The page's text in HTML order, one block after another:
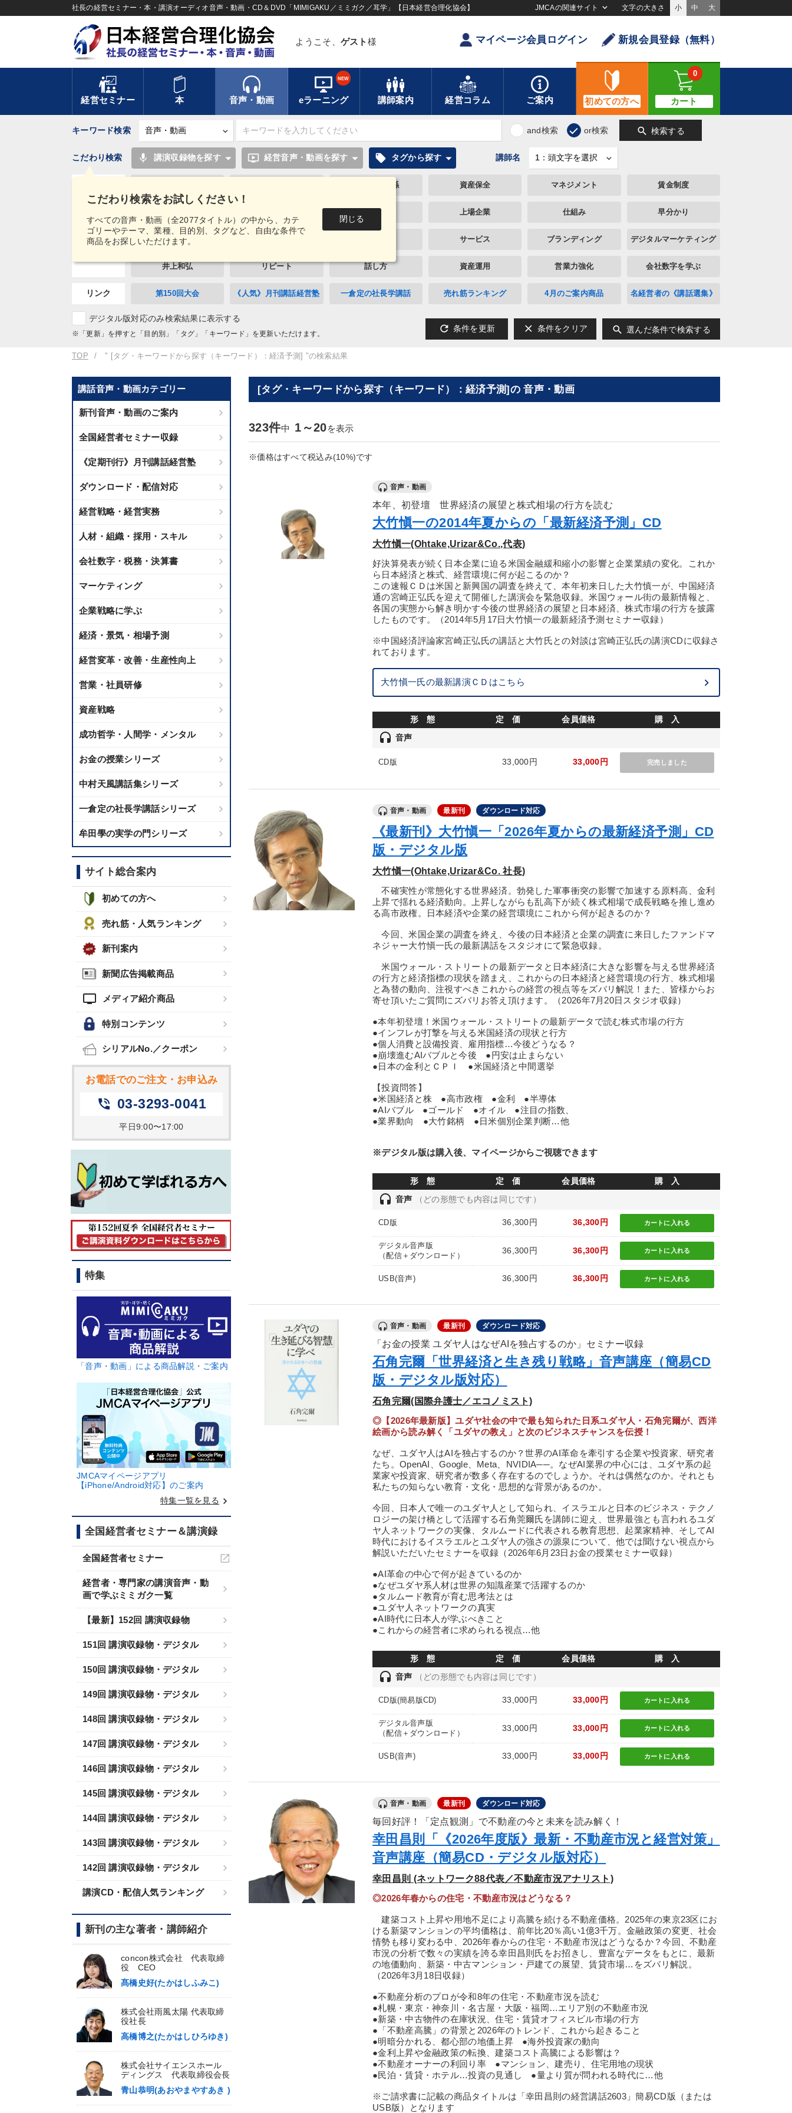
社長の経営セミナー・本・講演オーディオ音声・動画・CD＆DVD「MIMIGAKU／ミミガク／耳学」【日本経営合理化協会】 JMCAの関連サイト 文字の大きさ 小 中 大
ようこそ、 ゲスト 様 マイページ会員ログイン 新規会員登録（無料）
経営セミナー 本 音声・動画 eラーニング
NEW
講師案内 経営コラム ご案内 初めての方へ カート
0
キーワード検索 and検索 or検索 search 検索する
こだわり検索をお試しください！
すべての音声・動画（全2077タイトル）の中から、カテ
ゴリーやテーマ、業種、目的別、タグなど、自由な条件で
商品をお探しいただけます。
閉じる
こだわり検索 mic 講演収録物を探す ondemand_video 経営音声・動画を探す local_offer タグから探す 講師名
タグ・
キーワード
スポーツ関係 資産保全 マネジメント 賃金制度
商品開発 上場企業 仕組み 早分かり
新技術 サービス ブランディング デジタルマーケティング
井上和弘 リピート 話し方 資産運用 営業力強化 会社数字を学ぶ
リンク 第150回大会 《人気》月刊講話経営塾 一倉定の社長学講話 売れ筋ランキング 4月のご案内商品 名経営者の《講話選集》
デジタル版対応のみ検索結果に表示する
※「更新」を押すと「目的別」「タグ」「キーワード」を更新いただけます。 refresh 条件を更新 clear 条件をクリア search 選んだ条件で検索する
TOP " [タグ・キーワードから探す（キーワード）：経済予測] "の検索結果
講話音声・動画カテゴリー
新刊音声・動画のご案内
全国経営者セミナー収録
《定期刊行》月刊講話経営塾
ダウンロード・配信対応
経営戦略・経営実務
人材・組織・採用・スキル
会社数字・税務・決算書
マーケティング
企業戦略に学ぶ
経済・景気・相場予測
経営変革・改善・生産性向上
営業・社員研修
資産戦略
成功哲学・人間学・メンタル
お金の授業シリーズ
中村天風講話集シリーズ
一倉定の社長学講話シリーズ
牟田學の実学の門シリーズ
サイト総合案内
初めての方へ
売れ筋・人気ランキング
新刊案内
新聞広告掲載商品
tv メディア紹介商品
特別コンテンツ
シリアルNo.／クーポン
お電話でのご注文・お申込み
phone_in_talk 03-3293-0041
平日9:00〜17:00
特集
「音声・動画」による商品解説・ご案内
JMCAマイページアプリ
【iPhone/Android対応】のご案内
特集一覧を見る keyboard_arrow_right
全国経営者セミナー＆講演録
全国経営者セミナー
経営者・専門家の講演音声・動
画で学ぶミミガク一覧
【最新】152回 講演収録物
151回 講演収録物・デジタル
150回 講演収録物・デジタル
149回 講演収録物・デジタル
148回 講演収録物・デジタル
147回 講演収録物・デジタル
146回 講演収録物・デジタル
145回 講演収録物・デジタル
144回 講演収録物・デジタル
143回 講演収録物・デジタル
142回 講演収録物・デジタル
講演CD・配信人気ランキング
新刊の主な著者・講師紹介
concon株式会社 代表取締
役 CEO
髙橋史好(たかはしふみこ)
株式会社雨風太陽 代表取締
役社長
高橋博之(たかはしひろゆき)
株式会社サイエンスホール
ディングス 代表取締役会長
青山恭明(あおやまやすあき )
[タグ・キーワードから探す（キーワード）：経済予測]の 音声・動画
323件中 1～20を表示
※価格はすべて税込み(10%)です
音声・動画
本年、初登壇 世界経済の展望と株式相場の行方を読む
大竹愼一の2014年夏からの「最新経済予測」CD
大竹愼一(Ohtake,Urizar&Co.,代表)
好決算発表が続く日本企業に迫る米国金融緩和縮小の影響と企業業績の変化。これか
ら日本経済と株式、経営環境に何が起こるのか？
この速報ＣＤは米国と新興国の調査を終えて、本年初来日した大竹慎一が、中国経済
通の宮崎正弘氏を迎えて開催した講演会を緊急収録。米国ウォール街の最新情報と、
各国の実態から解き明かす今後の世界経済の展望と日本経済、株式市場の行方を披露
したものです。（2014年5月17日大竹愼一の最新経済予測セミナー収録）
※中国経済評論家宮崎正弘氏の講話と大竹氏との対談は宮崎正弘氏の講演CDに収録さ
れております。
大竹愼一氏の最新講演ＣＤはこちら
形 態 定 価 会員価格 購 入
headset 音声
CD版 33,000円 33,000円 完売しました
音声・動画 最新刊 ダウンロード対応
《最新刊》大竹愼一「2026年夏からの最新経済予測」CD
版・デジタル版
大竹愼一(Ohtake,Urizar&Co. 社長)
不確実性が常態化する世界経済。勃発した軍事衝突の影響で加速する原料高、金利
上昇で揺れる経済動向。上昇しながらも乱高下が続く株式相場で成長戦略を推し進め
る高市政権。日本経済や企業の経営環境にこれから何が起きるのか？
今回、米国企業の調査を終え、今後の日本経済と企業の調査に来日したファンドマ
ネジャー大竹愼一氏の最新講話をスタジオにて緊急収録。
米国ウォール・ストリートの最新データと日本経済に大きな影響を与える世界経済
の行方と経済指標の現状を踏まえ、これからの日本経済と経営環境の行方、株式相場
と為替の動向、注視すべきこれからの経営の視点等をズバリ解説！また、皆様からお
寄せ頂いたご質問にズバリお答え頂けます。（2026年7月20日スタジオ収録）
●本年初登壇！米国ウォール・ストリートの最新データで読む株式市場の行方
●インフレが打撃を与える米国経済の現状と行方
●個人消費と設備投資、雇用指標…今後どうなる？
●崩壊進むAIバブルと今後 ●円安は止まらない
●日本の金利とＣＰＩ ●米国経済と中間選挙
【投資問答】
●米国経済と株 ●高市政権 ●金利 ●半導体
●AIバブル ●ゴールド ●オイル ●注目の指数、
●業界動向 ●大竹銘柄 ●日米個別企業判断…他
※デジタル版は購入後、マイページからご視聴できます
形 態 定 価 会員価格 購 入
headset 音声 （どの形態でも内容は同じです）
CD版 36,300円 36,300円 カートに 入れる
デジタル音声版
（配信＋ダウンロード）
36,300円 36,300円 カートに 入れる
USB(音声) 36,300円 36,300円 カートに 入れる
音声・動画 最新刊 ダウンロード対応
「お金の授業 ユダヤ人はなぜAIを独占するのか」セミナー収録
石角完爾「世界経済と生き残り戦略」音声講座（簡易CD
版・デジタル版対応）
石角完爾(国際弁護士／エコノミスト)
◎【2026年最新版】ユダヤ社会の中で最も知られた日系ユダヤ人・石角完爾が、西洋
絵画から読み解く「ユダヤの教え」と次のビジネスチャンスを伝授！
なぜ、ユダヤ人はAIを独占するのか？世界のAI革命を牽引する企業や投資家、研究者
たち。OpenAI、Google、Meta、NVIDIA──。なぜAI業界の中心には、ユダヤ系の起
業家や投資家、研究者が数多く存在するのでしょうか。それは偶然なのか。それとも
私たちの知らない教育・文化・思想的な背景があるのか。
今回、日本人で唯一のユダヤ人として知られ、イスラエルと日本のビジネス・テクノ
ロジーの架け橋として活躍する石角莞爾氏を講師に迎え、世界最強とも言われるユダ
ヤ人ネットワークの実像、タルムードに代表される教育思想、起業家精神、そしてAI
時代におけるイスラエルとユダヤ人の強さの源泉について、他では聞けない視点から
解説いただいたセミナーを収録（2026年6月23日お金の授業セミナー収録）
●AI革命の中心で何が起きているのか
●なぜユダヤ系人材は世界の知識産業で活躍するのか
●タルムード教育が育む思考法とは
●ユダヤ人ネットワークの真実
●AI時代に日本人が学ぶべきこと
●これからの経営者に求められる視点…他
形 態 定 価 会員価格 購 入
headset 音声 （どの形態でも内容は同じです）
CD版(簡易版CD) 33,000円 33,000円 カートに 入れる
デジタル音声版
（配信＋ダウンロード）
33,000円 33,000円 カートに 入れる
USB(音声) 33,000円 33,000円 カートに 入れる
音声・動画 最新刊 ダウンロード対応
毎回好評！「定点観測」で不動産の今と未来を読み解く！
幸田昌則「《2026年度版》最新・不動産市況と経営対策」
音声講座（簡易CD・デジタル版対応）
幸田昌則 (ネットワーク88代表／不動産市況アナリスト)
◎2026年春からの住宅・不動産市況はどうなる？
建築コスト上昇や用地不足により高騰を続ける不動産価格。2025年の東京23区にお
ける新築マンションの平均価格は、前年比20％高い1億3千万。金融政策の変更、社会
情勢も移り変わる中、2026年春からの住宅・不動産市況はどうなるか？今回、不動産
市況の分析で数々の実績を誇る幸田昌則氏をお招きし、豊富なデータをもとに、最新
の地価動向、新築・中古マンション・戸建ての展望、賃貸市場…をズバリ解説。
（2026年3月18日収録）
●不動産分析のプロが令和8年の住宅・不動産市況を読む
●札幌・東京・神奈川・名古屋・大阪・福岡…エリア別の不動産市況
●新築・中古物件の在庫状況、住宅・賃貸オフィスビル市場の行方
●「不動産高騰」の背景と2026年のトレンド、これから起きること
●明暗分かれる、都心部の地価上昇 ●海外投資家の動向
●金利上昇や金融政策の転換、建築コスト高騰による影響は？
●不動産オーナーの利回り率 ●マンション、建売り、住宅用地の現状
●民泊・賃貸・ホテル…投資の見通し ●量より質が問われる時代に…他
※ご請求書に記載の商品タイトルは「幸田昌則の経営講話2603」簡易CD版（または
USB版）となります